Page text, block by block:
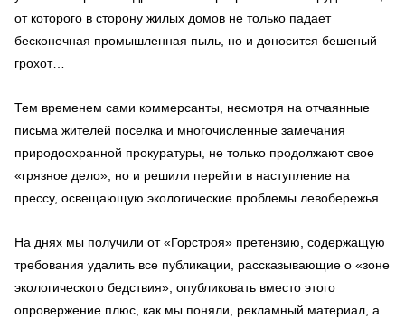
от которого в сторону жилых домов не только падает
бесконечная промышленная пыль, но и доносится бешеный
грохот…
Тем временем сами коммерсанты, несмотря на отчаянные
письма жителей поселка и многочисленные замечания
природоохранной прокуратуры, не только продолжают свое
«грязное дело», но и решили перейти в наступление на
прессу, освещающую экологические проблемы левобережья.
На днях мы получили от «Горстроя» претензию, содержащую
требования удалить все публикации, рассказывающие о «зоне
экологического бедствия», опубликовать вместо этого
опровержение плюс, как мы поняли, рекламный материал, а